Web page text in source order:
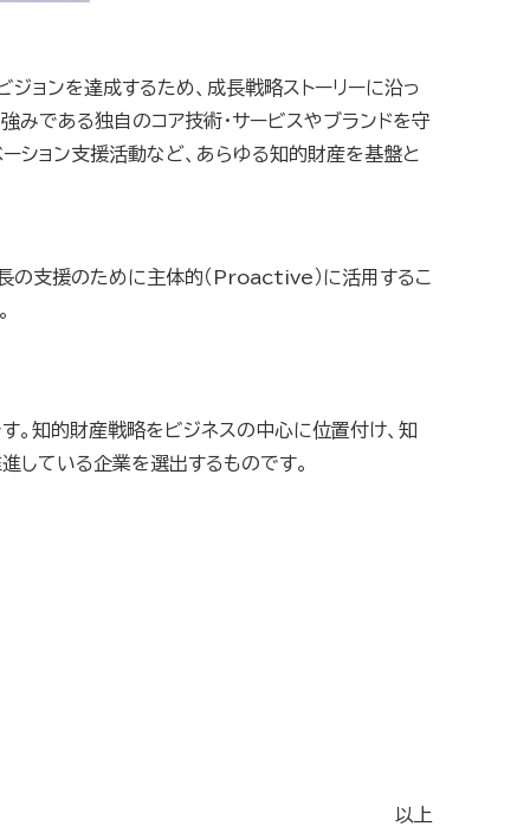
ョンを達成するため、成長戦略ストーリーに沿っ
みである独自のコア技術・サービスやブランドを守
ション支援活動など、あらゆる知的財産を基盤と
の支援のために主体的（Proactive）に活用するこ
。知的財産戦略をビジネスの中心に位置付け、知
している企業を選出するものです。
以上